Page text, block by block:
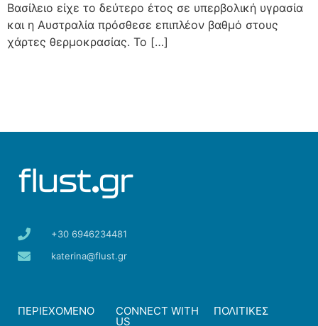
Βασίλειο είχε το δεύτερο έτος σε υπερβολική υγρασία
και η Αυστραλία πρόσθεσε επιπλέον βαθμό στους
χάρτες θερμοκρασίας. Το […]
+30 6946234481
katerina@flust.gr
ΠΕΡΙΕΧΟΜΕΝΟ CONNECT WITH
US
ΠΟΛΙΤΙΚΕΣ